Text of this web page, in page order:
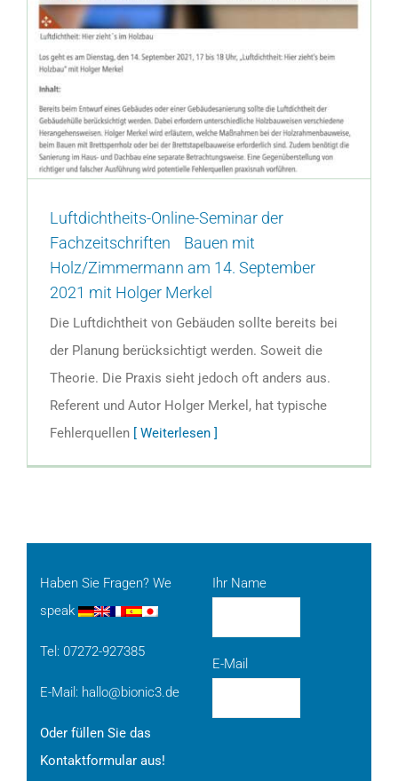
Luftdichtheits-Online-Seminar der
Fachzeitschriften Bauen mit
Holz/Zimmermann am 14. September
2021 mit Holger Merkel
Die Luftdichtheit von Gebäuden sollte bereits bei
der Planung berücksichtigt werden. Soweit die
Theorie. Die Praxis sieht jedoch oft anders aus.
Referent und Autor Holger Merkel, hat typische
Fehlerquellen
[ Weiterlesen ]
Haben Sie Fragen? We
speak
Tel: 07272-927385
E-Mail: hallo@bionic3.de
Oder füllen Sie das
Kontaktformular aus!
Ihr Name
E-Mail